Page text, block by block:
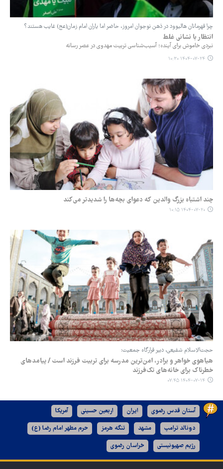
چرا قهرمانان هالیوود در ذهن نوجوان امروز، حاضر اما یاران امام زمان(عج) غایب هستند؟
انتظار با نشانی غلط
نبردی خاموش برای آینده؛ آسیب‌شناسی تربیت مهدوی در عصر رسانه
۱۴۰۴-۰۷-۲۴ ۱۰:۳۰
چند اشتباه بزرگ والدین که دعوای بچه‌ها را شدیدتر می‌کند
۱۴۰۴-۰۷-۲۰ ۱۰:۱۵
حجت‌الاسلام شفیعی، دبیر قرارگاه جمعیت:
هیاهوی خواهر و برادر، امن‌ترین مدرسه برای تربیت فرزند است / پیامدهای
خطرناک برای خانه‌های تک‌فرزند
۱۴۰۴-۰۷-۱۴ ۰۷:۴۵
آستان قدس رضوی ایران اربعین حسینی آمریکا
دونالد ترامپ مشهد تنگه هرمز حرم مطهر امام رضا (ع)
رژیم صهیونیستی خراسان رضوی